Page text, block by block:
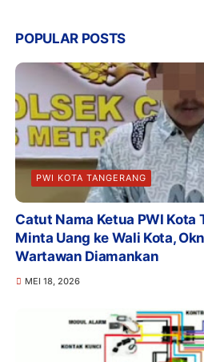
POPULAR POSTS
PWI KOTA TANGERANG
Catut Nama Ketua PWI Kota
Minta Uang ke Wali Kota,
Wartawan Diamankan
MEI 18, 2026